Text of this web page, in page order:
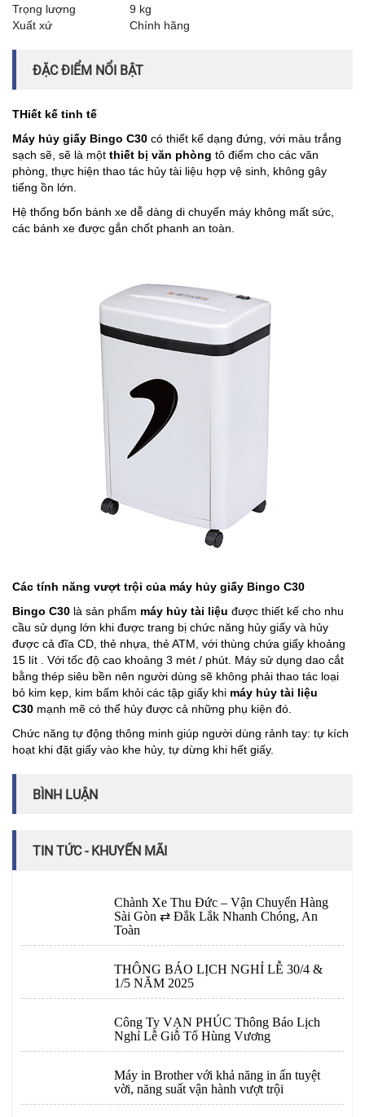
Trọng lượng
9 kg
Xuất xứ
Chính hãng
ĐẶC ĐIỂM NỔI BẬT
THiết kế tinh tế
Máy hủy giấy Bingo C30 có thiết kế dạng đứng, với màu trắng
sạch sẽ, sẽ là một thiết bị văn phòng tô điểm cho các văn
phòng, thực hiện thao tác hủy tài liệu hợp vệ sinh, không gây
tiếng ồn lớn.
Hệ thống bốn bánh xe dễ dàng di chuyển máy không mất sức,
các bánh xe được gắn chốt phanh an toàn.
Các tính năng vượt trội của máy hủy giấy Bingo C30
Bingo C30 là sản phẩm máy hủy tài liệu được thiết kế cho nhu
cầu sử dụng lớn khi được trang bị chức năng hủy giấy và hủy
được cả đĩa CD, thẻ nhựa, thẻ ATM, với thùng chứa giấy khoảng
15 lít . Với tốc độ cao khoảng 3 mét / phút. Máy sử dụng dao cắt
bằng thép siêu bền nên người dùng sẽ không phải thao tác loại
bỏ kim kẹp, kim bấm khỏi các tập giấy khi máy hủy tài liệu
C30 mạnh mẽ có thể hủy được cả những phụ kiện đó.
Chức năng tự động thông minh giúp người dùng rảnh tay: tự kích
hoạt khi đặt giấy vào khe hủy, tự dừng khi hết giấy.
BÌNH LUẬN
TIN TỨC - KHUYẾN MÃI
Chành Xe Thu Đức – Vận Chuyển Hàng
Sài Gòn ⇄ Đắk Lắk Nhanh Chóng, An
Toàn
THÔNG BÁO LỊCH NGHỈ LỄ 30/4 &
1/5 NĂM 2025
Công Ty VẠN PHÚC Thông Báo Lịch
Nghỉ Lễ Giỗ Tổ Hùng Vương
Máy in Brother với khả năng in ấn tuyệt
vời, năng suất vận hành vượt trội